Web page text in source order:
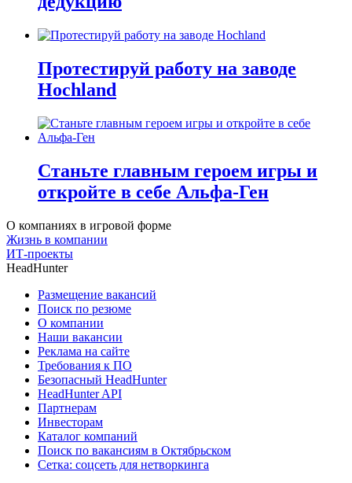
Протестируй работу на заводе
Hochland
Станьте главным героем игры и
откройте в себе Альфа-Ген
О компаниях в игровой форме
Жизнь в компании
ИТ-проекты
HeadHunter
Размещение вакансий
Поиск по резюме
О компании
Наши вакансии
Реклама на сайте
Требования к ПО
Безопасный HeadHunter
HeadHunter API
Партнерам
Инвесторам
Каталог компаний
Поиск по вакансиям в Октябрьском
Сетка: соцсеть для нетворкинга